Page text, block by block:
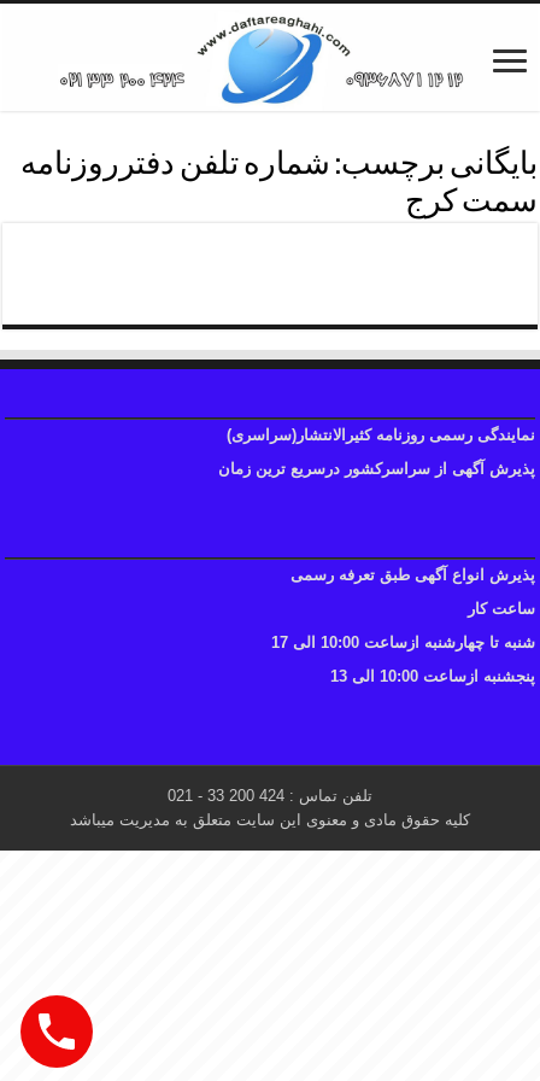
بایگانی برچسب: شماره تلفن دفترروزنامه
سمت کرج
نمایندگی رسمی روزنامه کثیرالانتشار(سراسری)
پذیرش آگهی از سراسرکشور درسریع ترین زمان
پذیرش انواع آگهی طبق تعرفه رسمی
ساعت کار
شنبه تا چهارشنبه ازساعت 10:00 الی 17
پنجشنبه ازساعت 10:00 الی 13
تلفن تماس : 424 200 33 - 021
کلیه حقوق مادی و معنوی این سایت متعلق به مدیریت میباشد